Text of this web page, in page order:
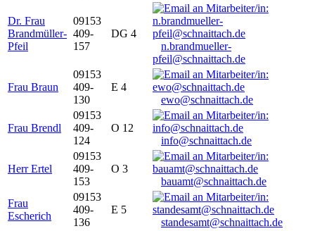
Dr. Frau
Brandmüller-
Pfeil
09153
409-
157
DG 4
n.brandmueller-
pfeil@schnaittach.de
Frau Braun
09153
409-
130
E 4
ewo@schnaittach.de
Frau Brendl
09153
409-
124
O 12
info@schnaittach.de
Herr Ertel
09153
409-
153
O 3
bauamt@schnaittach.de
Frau
Escherich
09153
409-
136
E 5
standesamt@schnaittach.de